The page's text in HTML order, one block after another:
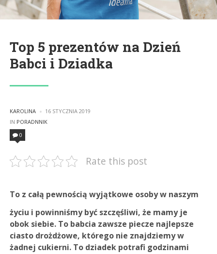
Top 5 prezentów na Dzień
Babci i Dziadka
POSTED
BY
KAROLINA
16 STYCZNIA 2019
IN POSTED
IN
PORADNNIK
0
Rate this post
To z całą pewnością wyjątkowe osoby w naszym
życiu i powinniśmy być szczęśliwi, że mamy je
obok siebie. To babcia zawsze piecze najlepsze
ciasto drożdżowe, którego nie znajdziemy w
żadnej cukierni. To dziadek potrafi godzinami